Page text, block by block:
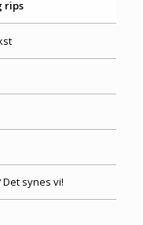
rips
synes vi!